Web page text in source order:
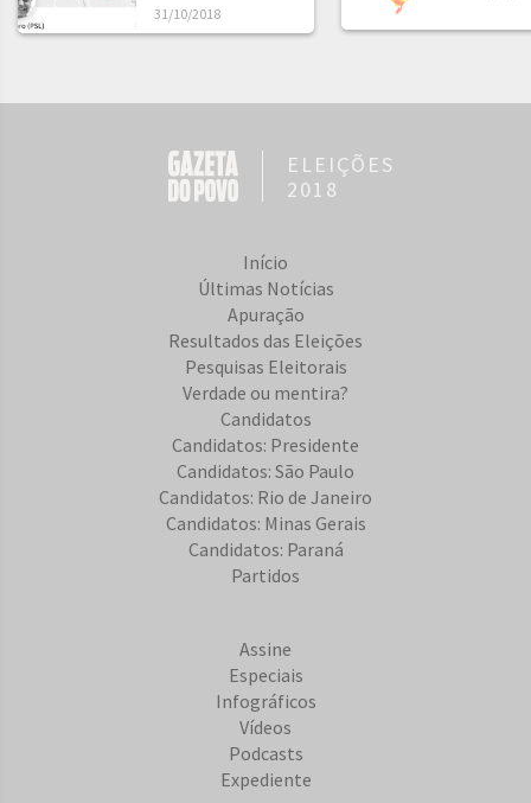
31/10/2018
ELEIÇÕES
2018
Início
Últimas Notícias
Apuração
Resultados das Eleições
Pesquisas Eleitorais
Verdade ou mentira?
Candidatos
Candidatos: Presidente
Candidatos: São Paulo
Candidatos: Rio de Janeiro
Candidatos: Minas Gerais
Candidatos: Paraná
Partidos
Assine
Especiais
Infográficos
Vídeos
Podcasts
Expediente